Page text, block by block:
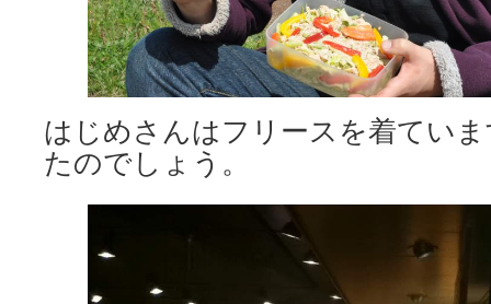
はじめさんはフリースを着てい
たのでしょう。